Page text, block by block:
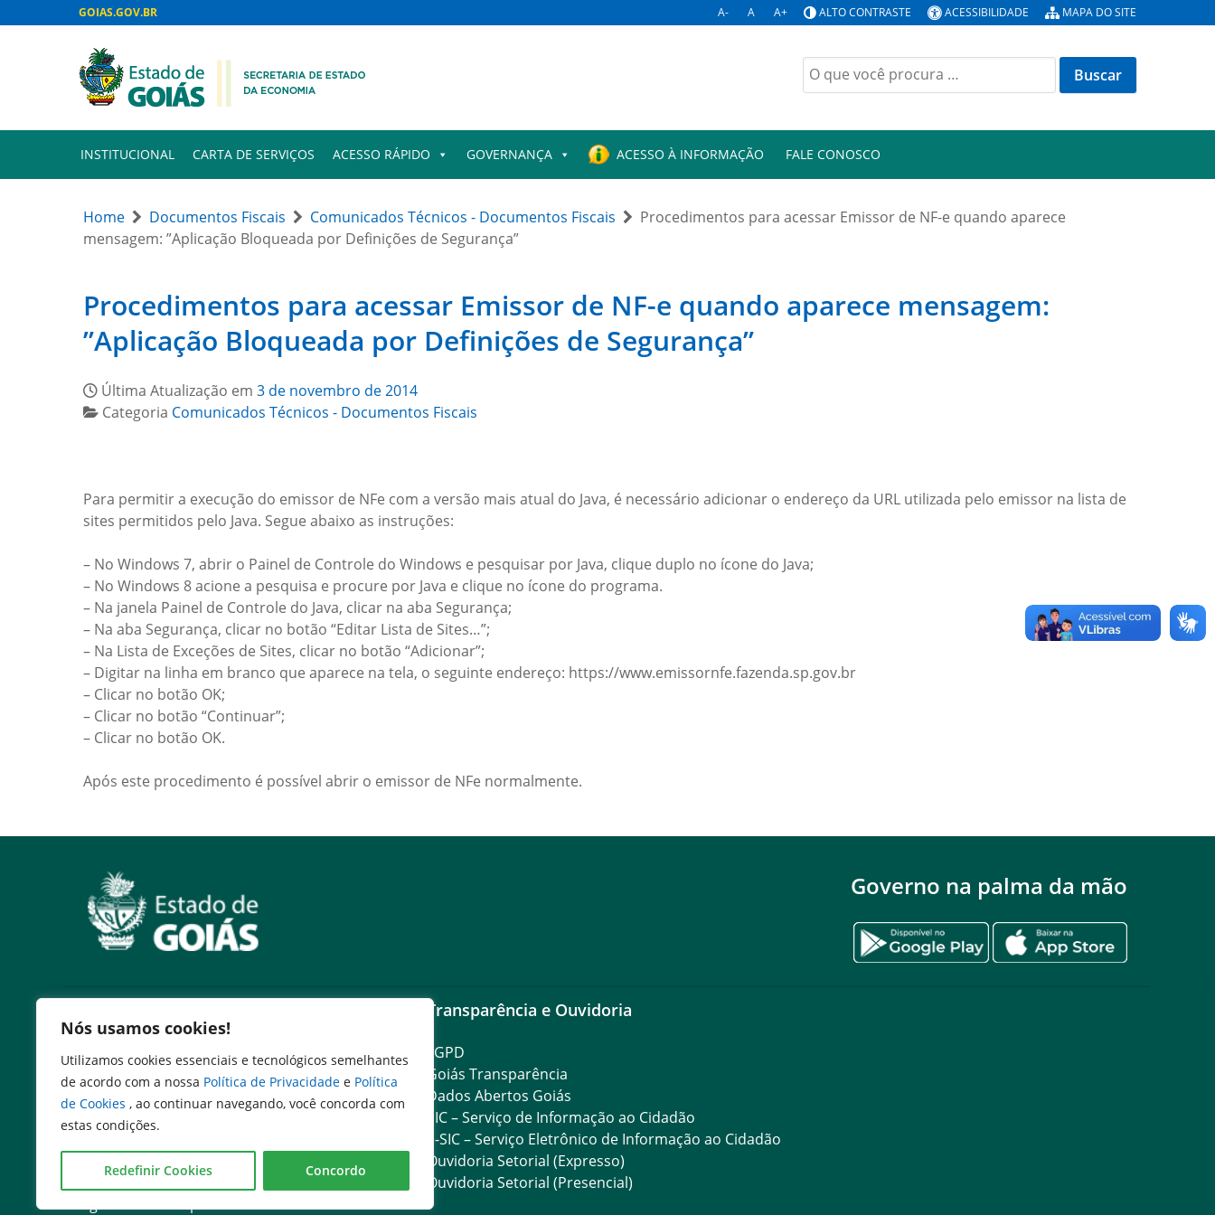
Nós usamos cookies!
Utilizamos cookies essenciais e tecnológicos semelhantes
de acordo com a nossa Política de Privacidade e Política
de Cookies , ao continuar navegando, você concorda com
estas condições.
Redefinir Cookies Concordo
GOIAS.GOV.BR A- A A+ ALTO CONTRASTE ACESSIBILIDADE MAPA DO SITE
INSTITUCIONAL CARTA DE SERVIÇOS ACESSO RÁPIDO GOVERNANÇA ACESSO À INFORMAÇÃO FALE CONOSCO
Home Documentos Fiscais Comunicados Técnicos - Documentos Fiscais
Procedimentos para acessar Emissor de NF-e quando aparece
mensagem: ”Aplicação Bloqueada por Definições de Segurança”
Procedimentos para acessar Emissor de NF-e quando aparece mensagem:
”Aplicação Bloqueada por Definições de Segurança”
Última Atualização em 3 de novembro de 2014
Categoria Comunicados Técnicos - Documentos Fiscais
Para permitir a execução do emissor de NFe com a versão mais atual do Java, é necessário adicionar o endereço da URL utilizada pelo emissor na lista de
sites permitidos pelo Java. Segue abaixo as instruções:
– No Windows 7, abrir o Painel de Controle do Windows e pesquisar por Java, clique duplo no ícone do Java;
– No Windows 8 acione a pesquisa e procure por Java e clique no ícone do programa.
– Na janela Painel de Controle do Java, clicar na aba Segurança;
– Na aba Segurança, clicar no botão “Editar Lista de Sites…”;
– Na Lista de Exceções de Sites, clicar no botão “Adicionar”;
– Digitar na linha em branco que aparece na tela, o seguinte endereço: https://www.emissornfe.fazenda.sp.gov.br
– Clicar no botão OK;
– Clicar no botão “Continuar”;
– Clicar no botão OK.
Após este procedimento é possível abrir o emissor de NFe normalmente.
Governo na palma da mão
Expresso Goiás
Expresso Aplicações
Expresso Servidor
SEI Governadoria
Cadastro de Autoridades
Escola de Governo
Transparência e Ouvidoria
LGPD
Goiás Transparência
Dados Abertos Goiás
SIC – Serviço de Informação ao Cidadão
e-SIC – Serviço Eletrônico de Informação ao Cidadão
Ouvidoria Setorial (Expresso)
Ouvidoria Setorial (Presencial)